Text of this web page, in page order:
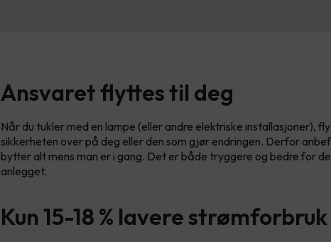
Ansvaret flyttes til deg
Når du tukler med en lampe (eller andre elektriske installasjoner),
sikkerheten over på deg eller den som gjør endringen. Derfor
bytter alt mens man er i gang. Det er både tryggere og bedre for
anlegget.
Kun 15-18 % lavere strømforbruk